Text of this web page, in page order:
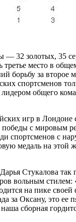
— 32 золотых, 35
третье место в
борьбу за второе
спортсменов
общего
игр в Лондоне
победы с мировым
спортсменов с
медаль на этой
Стукалова так
вольным стилем:
на пике
за Оксану, это ее
сборная